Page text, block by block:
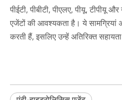
पीईटी, पीबीटी, पीएलए, पीयू, टीपीयू
एजेंटों की आवश्यकता है। ये सामग्रियां
करती हैं, इसलिए उन्हें अतिरिक्त